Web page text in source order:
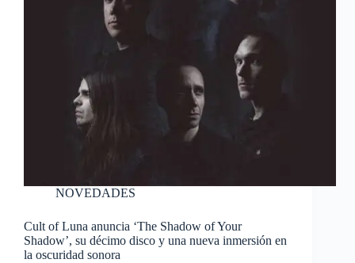
NOVEDADES
Cult of Luna anuncia ‘The Shadow of Your
Shadow’, su décimo disco y una nueva inmersión en
la oscuridad sonora